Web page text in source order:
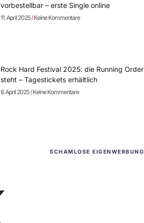
vorbestellbar – erste Single online
11. April 2025 Keine Kommentare
Rock Hard Festival 2025: die Running Order
steht – Tagestickets erhältlich
8. April 2025 Keine Kommentare
SCHAMLOSE EIGENWERBUNG